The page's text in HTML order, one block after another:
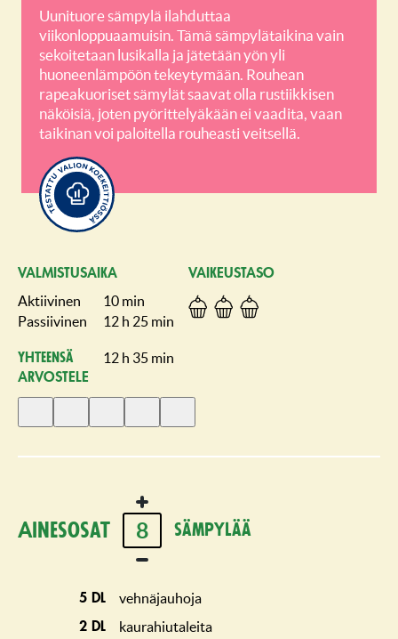
Uunituore sämpylä ilahduttaa
viikonloppuaamuisin. Tämä sämpylätaikina vain
sekoitetaan lusikalla ja jätetään yön yli
huoneenlämpöön tekeytymään. Rouhean
rapeakuoriset sämylät saavat olla rustiikkisen
näköisiä, joten pyörittelyäkään ei vaadita, vaan
taikinan voi paloitella rouheasti veitsellä.
VALMISTUSAIKA
Aktiivinen
10 min
Passiivinen
12 h 25 min
Yhteensä 12 h 35 min
VAIKEUSTASO
ARVOSTELE
Ainesosat 8 sämpylää
5 dl vehnäjauhoja
2 dl kaurahiutaleita